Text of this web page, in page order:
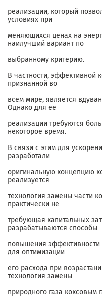
реализации, который
условиях при
меняющихся ценах на
наилучший вариант по
выбранному критерию.
В частности, эффективной
признанной во
всем мире, является
Однако для ее
реализации требуются
некоторое время.
В связи с этим для
разработали
оригинальную концепцию
реализуется
технология замены части
практически не
требующая капитальных
разрабатываются способы
повышения эффективности
для оптимизации
его расхода при
технология замены
природного газа